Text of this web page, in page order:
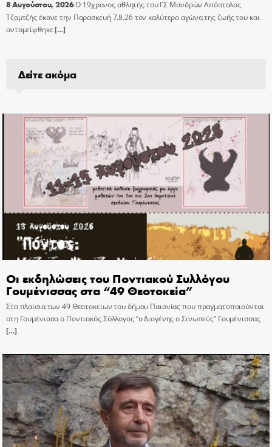
8 Αυγούστου, 2026Ο 19χρονος αθλητής του ΓΣ Μανδρών Απόστολος
Τζαμτζής έκανε την Παρασκευή 7.8.26 τον καλύτερο αγώνα της ζωής του και
ανταμείφθηκε[…]
Δείτε ακόμα
Οι εκδηλώσεις του Ποντιακού Συλλόγου
Γουμένισσας στα “49 Θεοτοκεία”
Στα πλαίσια των 49 Θεοτοκείων του δήμου Παιονίας που πραγματοποιούνται
στη Γουμένισσα ο Ποντιακός Σύλλογος “ο Διογένης ο Σινωπεύς” Γουμένισσας
[…]